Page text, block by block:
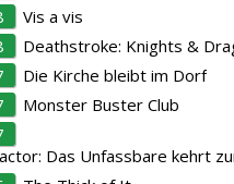
Vis a vis
Deathstroke: Knights &
Die Kirche bleibt im Dorf
Monster Buster Club
Das Unfassbare kehrt